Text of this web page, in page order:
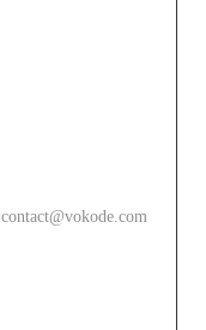
contact@vokode.com